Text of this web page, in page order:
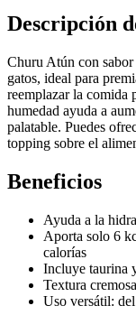
Descripción
Churu Atún con
gatos, ideal para
reemplazar la comida
humedad ayuda a
palatable. Puedes
topping sobre el
Beneficios
Ayuda a la
Aporta solo 6
calorías
Incluye taurina
Textura
Uso versátil: